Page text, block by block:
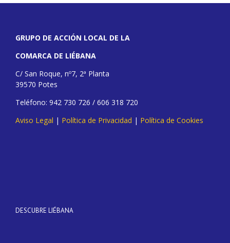
GRUPO DE ACCIÓN LOCAL DE LA
COMARCA DE LIÉBANA
C/ San Roque, nº7, 2ª Planta
39570 Potes
Teléfono: 942 730 726 / 606 318 720
Aviso Legal | Política de Privacidad | Política de Cookies
DESCUBRE LIÉBANA